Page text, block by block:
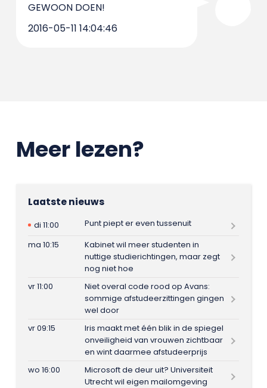
GEWOON DOEN!
2016-05-11 14:04:46
Meer lezen?
Laatste nieuws
di 11:00
Punt piept er even tussenuit
ma 10:15
Kabinet wil meer studenten in
nuttige studierichtingen, maar zegt
nog niet hoe
vr 11:00
Niet overal code rood op Avans:
sommige afstudeerzittingen gingen
wel door
vr 09:15
Iris maakt met één blik in de spiegel
onveiligheid van vrouwen zichtbaar
en wint daarmee afstudeerprijs
wo 16:00
Microsoft de deur uit? Universiteit
Utrecht wil eigen mailomgeving